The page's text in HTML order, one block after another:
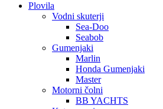
Plovila
Vodni skuterji
Sea-Doo
Seabob
Gumenjaki
Marlin
Honda Gumenjaki
Master
Motorni čolni
BB YACHTS